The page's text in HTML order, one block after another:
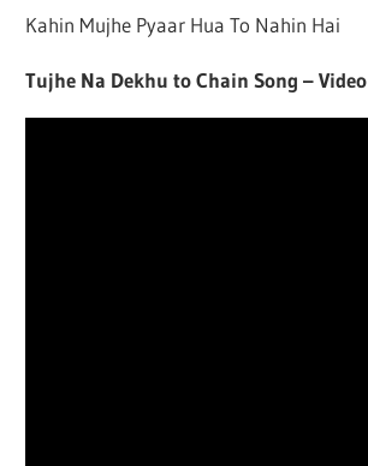
Kahin Mujhe Pyaar Hua To Nahin Hai
Tujhe Na Dekhu to Chain Song – Video